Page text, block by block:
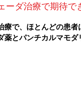
ーダ治療で期待で
療で、ほとんどの患
薬とパンチカルマモ